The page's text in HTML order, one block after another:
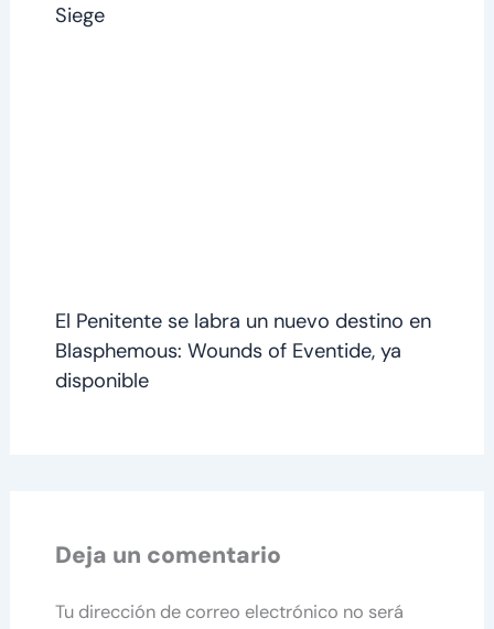
Siege
El Penitente se labra un nuevo destino en
Blasphemous: Wounds of Eventide, ya
disponible
Deja un comentario
Tu dirección de correo electrónico no será